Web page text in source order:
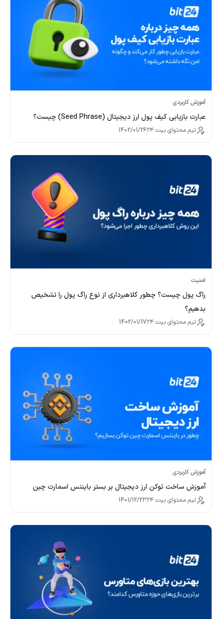
آموزش کاربردی
عبارت بازیابی کیف پول ارز دیجیتال (Seed Phrase) چیست؟
تیم محتوای بیت ۲۴ 1402/01/26
امنیت
راگ پول چیست؟ چطور کلاهبرداری از نوع راگ پول را تشخیص
بدهیم؟
تیم محتوای بیت ۲۴ 1402/01/17
آموزش کاربردی
آموزش ساخت توکن ارز دیجیتال بر بستر بایننس اسمارت چین
تیم محتوای بیت ۲۴ 1401/12/23